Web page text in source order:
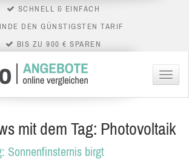
SCHNELL & EINFACH
DEN GÜNSTIGSTEN TARIF
BIS ZU 900 € SPAREN
Menü
mit dem Tag: Photovoltaik
Sonnenfinsternis birgt